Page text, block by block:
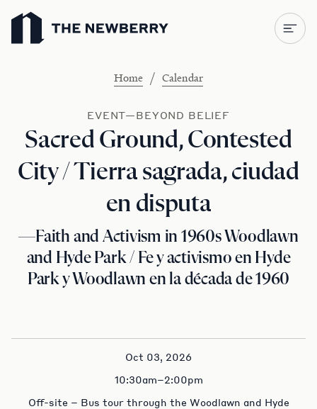
Newberry Library
Home / Calendar
EVENT—BEYOND BELIEF
Sacred Ground, Contested
City / Tierra sagrada, ciudad
en disputa
—Faith and Activism in 1960s Woodlawn
and Hyde Park / Fe y activismo en Hyde
Park y Woodlawn en la década de 1960
Oct 03, 2026
10:30am–2:00pm
Off-site – Bus tour through the Woodlawn and Hyde